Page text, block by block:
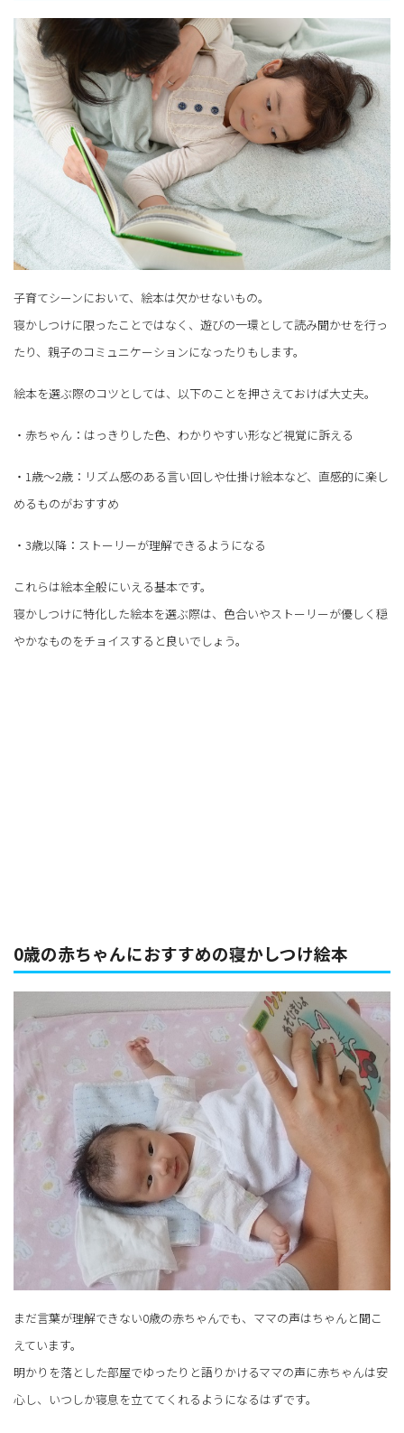
子育てシーンにおいて、絵本は欠かせないもの。
寝かしつけに限ったことではなく、遊びの一環として読み聞かせを行っ
たり、親子のコミュニケーションになったりもします。
絵本を選ぶ際のコツとしては、以下のことを押さえておけば大丈夫。
・赤ちゃん：はっきりした色、わかりやすい形など視覚に訴える
・1歳～2歳：リズム感のある言い回しや仕掛け絵本など、直感的に楽し
めるものがおすすめ
・3歳以降：ストーリーが理解できるようになる
これらは絵本全般にいえる基本です。
寝かしつけに特化した絵本を選ぶ際は、色合いやストーリーが優しく穏
やかなものをチョイスすると良いでしょう。
0歳の赤ちゃんにおすすめの寝かしつけ絵本
まだ言葉が理解できない0歳の赤ちゃんでも、ママの声はちゃんと聞こ
えています。
明かりを落とした部屋でゆったりと語りかけるママの声に赤ちゃんは安
心し、いつしか寝息を立ててくれるようになるはずです。